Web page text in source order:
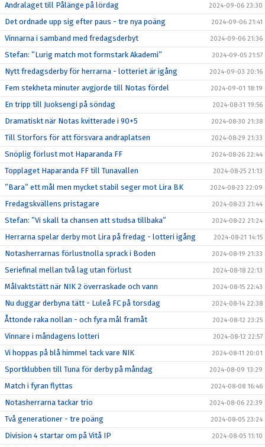
Andralaget till Pålänge på lördag 2024-09-06 23:30
Det ordnade upp sig efter paus - tre nya poäng 2024-09-06 21:41
Vinnarna i samband med fredagsderbyt 2024-09-06 21:36
Stefan: ”Lurig match mot formstark Akademi” 2024-09-05 21:57
Nytt fredagsderby för herrarna - lotteriet är igång 2024-09-03 20:16
Fem stekheta minuter avgjorde till Notas fördel 2024-09-01 18:19
En tripp till Juoksengi på söndag 2024-08-31 19:56
Dramatiskt när Notas kvitterade i 90+5 2024-08-30 21:38
Till Storfors för att försvara andraplatsen 2024-08-29 21:33
Snöplig förlust mot Haparanda FF 2024-08-26 22:44
Topplaget Haparanda FF till Tunavallen 2024-08-25 21:13
”Bara” ett mål men mycket stabil seger mot Lira BK 2024-08-23 22:09
Fredagskvällens pristagare 2024-08-23 21:44
Stefan: ”Vi skall ta chansen att studsa tillbaka” 2024-08-22 21:24
Herrarna spelar derby mot Lira på fredag - lotteri igång 2024-08-21 14:15
Notasherrarnas förlustnolla sprack i Boden 2024-08-19 21:33
Seriefinal mellan två lag utan förlust 2024-08-18 22:13
Målvaktstätt när NIK 2 överraskade och vann 2024-08-15 22:43
Nu duggar derbyna tätt - Luleå FC på torsdag 2024-08-14 22:38
Åttonde raka nollan - och fyra mål framåt 2024-08-12 23:25
Vinnare i måndagens lotteri 2024-08-12 22:57
Vi hoppas på blå himmel tack vare NIK 2024-08-11 20:01
Sportklubben till Tuna för derby på måndag 2024-08-09 13:29
Match i fyran flyttas 2024-08-08 16:46
Notasherrarna tackar trio 2024-08-06 22:39
Två generationer - tre poäng 2024-08-05 23:24
Division 4 startar om på Vitå IP 2024-08-05 11:10